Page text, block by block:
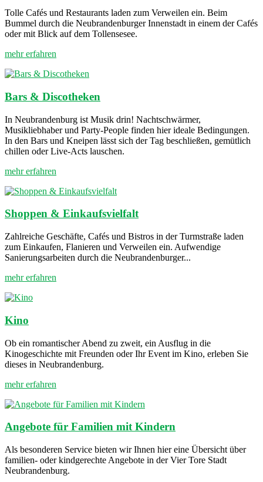
Tolle Cafés und Restaurants laden zum Verweilen ein. Beim
Bummel durch die Neubrandenburger Innenstadt in einem der Cafés
oder mit Blick auf dem Tollensesee.
mehr erfahren
Bars & Discotheken
In Neubrandenburg ist Musik drin! Nachtschwärmer,
Musikliebhaber und Party-People finden hier ideale Bedingungen.
In den Bars und Kneipen lässt sich der Tag beschließen, gemütlich
chillen oder Live-Acts lauschen.
mehr erfahren
Shoppen & Einkaufsvielfalt
Zahlreiche Geschäfte, Cafés und Bistros in der Turmstraße laden
zum Einkaufen, Flanieren und Verweilen ein. Aufwendige
Sanierungsarbeiten durch die Neubrandenburger...
mehr erfahren
Kino
Ob ein romantischer Abend zu zweit, ein Ausflug in die
Kinogeschichte mit Freunden oder Ihr Event im Kino, erleben Sie
dieses in Neubrandenburg.
mehr erfahren
Angebote für Familien mit Kindern
Als besonderen Service bieten wir Ihnen hier eine Übersicht über
familien- oder kindgerechte Angebote in der Vier Tore Stadt
Neubrandenburg.